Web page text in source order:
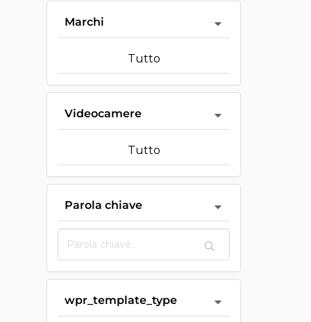
Marchi
Tutto
Videocamere
Tutto
Parola chiave
wpr_template_type